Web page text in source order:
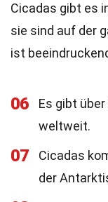
Cicadas gibt es
sie sind auf der
ist
06
Es gibt
weltweit.
07
Cicadas
der